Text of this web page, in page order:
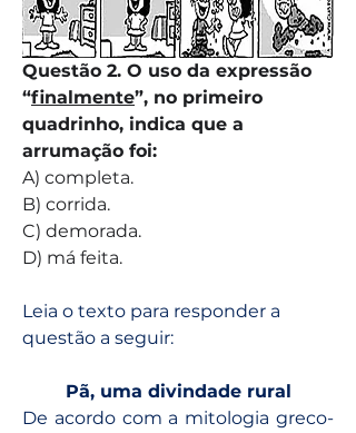
Questão 2. O uso da expressão
“finalmente”, no primeiro
quadrinho, indica que a
arrumação foi:
A) completa.
B) corrida.
C) demorada.
D) má feita.
Leia o texto para responder a
questão a seguir:
Pã, uma divindade rural
De acordo com a mitologia greco-